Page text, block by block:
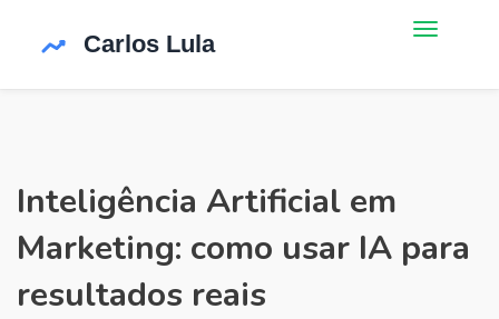
Inteligência Artificial em
Marketing: como usar IA para
resultados reais